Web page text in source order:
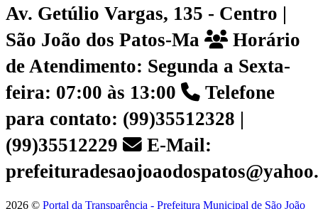
Av. Getúlio Vargas, 135 - Centro |
São João dos Patos-Ma
Horário
de Atendimento: Segunda a Sexta-
feira: 07:00 às 13:00
Telefone
para contato: (99)35512328 |
(99)35512229
E-Mail:
2026 © Portal da Transparência - Prefeitura Municipal de São João